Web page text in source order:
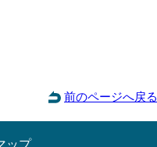
前のページへ戻る
ップ